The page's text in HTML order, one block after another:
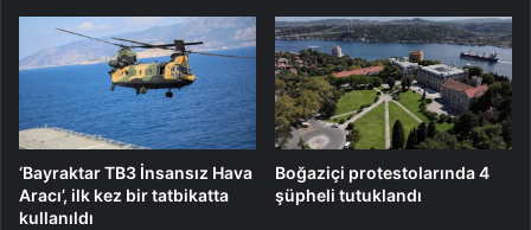
‘Bayraktar TB3 İnsansız Hava
Aracı’, ilk kez bir tatbikatta
kullanıldı
Boğaziçi protestolarında 4
şüpheli tutuklandı